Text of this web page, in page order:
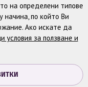
на определени типове
начина, по който Ви
Ако искате да
условия за ползване и